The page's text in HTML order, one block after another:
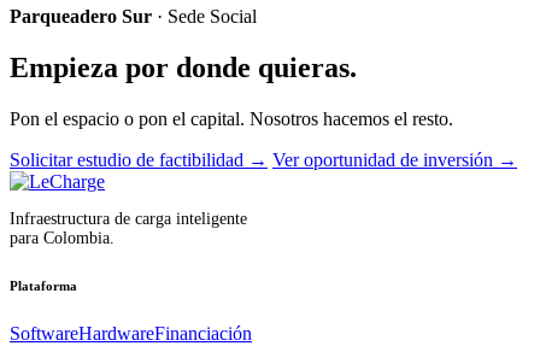
Parqueadero Sur · Sede Social
Empieza por donde quieras.
Pon el espacio o pon el capital. Nosotros hacemos el resto.
Solicitar estudio de factibilidad → Ver oportunidad de inversión →
Infraestructura de carga inteligente
para Colombia.
Plataforma
SoftwareHardwareFinanciación